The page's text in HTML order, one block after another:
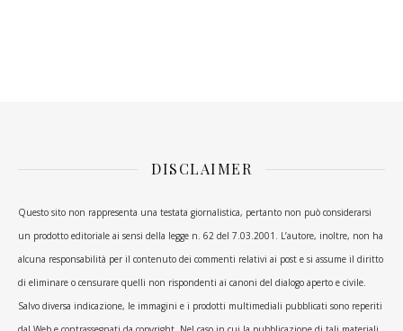
DISCLAIMER
Questo sito non rappresenta una testata giornalistica, pertanto non può considerarsi
un prodotto editoriale ai sensi della legge n. 62 del 7.03.2001. L’autore, inoltre, non ha
alcuna responsabilità per il contenuto dei commenti relativi ai post e si assume il diritto
di eliminare o censurare quelli non rispondenti ai canoni del dialogo aperto e civile.
Salvo diversa indicazione, le immagini e i prodotti multimediali pubblicati sono reperiti